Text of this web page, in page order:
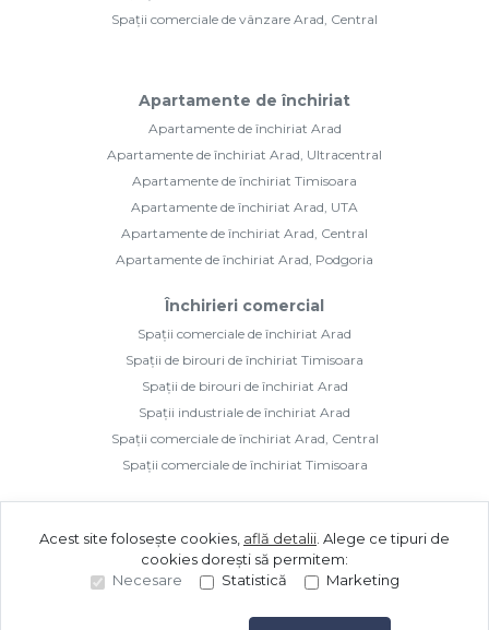
Spații comerciale de vânzare Arad, Central
Apartamente de închiriat
Apartamente de închiriat Arad
Apartamente de închiriat Arad, Ultracentral
Apartamente de închiriat Timisoara
Apartamente de închiriat Arad, UTA
Apartamente de închiriat Arad, Central
Apartamente de închiriat Arad, Podgoria
Închirieri comercial
Spații comerciale de închiriat Arad
Spații de birouri de închiriat Timisoara
Spații de birouri de închiriat Arad
Spații industriale de închiriat Arad
Spații comerciale de închiriat Arad, Central
Spații comerciale de închiriat Timisoara
©2026 Golden Imozone S.R.L.
Acest site folosește cookies, află detalii Alege ce tipuri de
cookies dorești să permitem:
Necesare
Statistică Marketing